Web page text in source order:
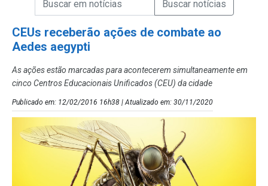
CEUs receberão ações de combate ao
Aedes aegypti
As ações estão marcadas para acontecerem simultaneamente em
cinco Centros Educacionais Unificados (CEU) da cidade
Publicado em: 12/02/2016 16h38 | Atualizado em: 30/11/2020